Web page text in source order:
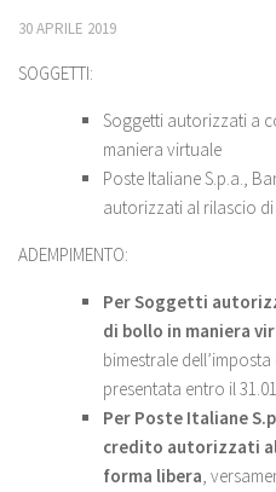
30 APRILE 2019
SOGGETTI:
Soggetti autorizzati a
maniera virtuale
Poste Italiane S.p.a.,
autorizzati al rilascio
ADEMPIMENTO:
Per Soggetti
di bollo in maniera
bimestrale
presentata entro il
Per Poste Italiane
credito autorizzati
forma libera,